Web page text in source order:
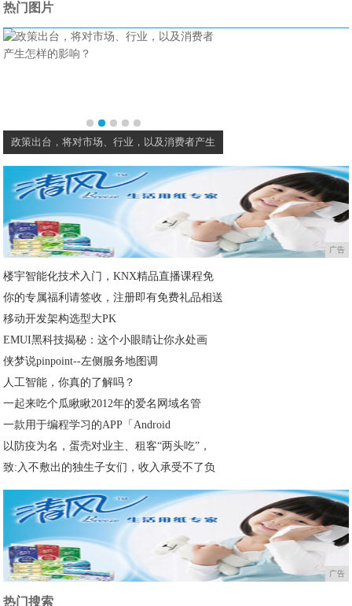
热门图片
政策出台，将对市场、行业，以及消费者产生
广告
楼宇智能化技术入门，KNX精品直播课程免
你的专属福利请签收，注册即有免费礼品相送
移动开发架构选型大PK
EMUI黑科技揭秘：这个小眼睛让你永处画
侠梦说pinpoint--左侧服务地图调
人工智能，你真的了解吗？
一起来吃个瓜瞅瞅2012年的爱名网域名管
一款用于编程学习的APP「Android
以防疫为名，蛋壳对业主、租客“两头吃”，
致:入不敷出的独生子女们，收入承受不了负
广告
热门搜索